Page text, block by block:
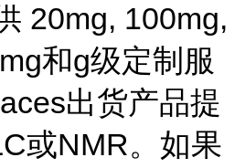
20mg, 100mg,
和g级定制服
出货产品提
或NMR。如果